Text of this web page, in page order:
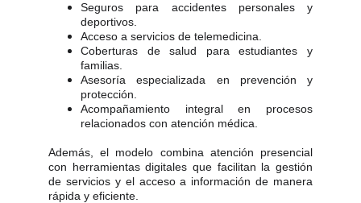
Seguros para accidentes personales y
deportivos.
Acceso a servicios de telemedicina.
Coberturas de salud para estudiantes y
familias.
Asesoría especializada en prevención y
protección.
Acompañamiento integral en procesos
relacionados con atención médica.
Además, el modelo combina atención presencial
con herramientas digitales que facilitan la gestión
de servicios y el acceso a información de manera
rápida y eficiente.